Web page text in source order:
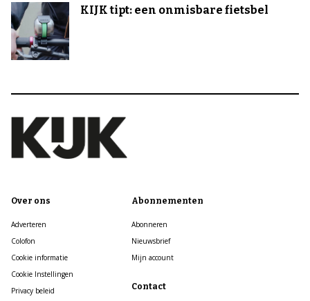
KIJK tipt: een onmisbare fietsbel
Over ons
Adverteren
Colofon
Cookie informatie
Cookie Instellingen
Privacy beleid
Abonnementen
Abonneren
Nieuwsbrief
Mijn account
Contact